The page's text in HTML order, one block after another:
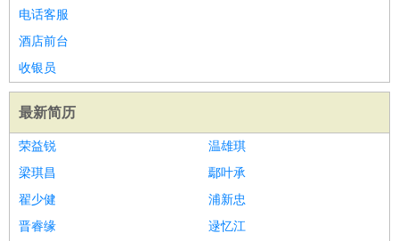
电话客服
酒店前台
收银员
最新简历
荣益锐
温雄琪
梁琪昌
鄢叶承
翟少健
浦新忠
晋睿缘
逯忆江